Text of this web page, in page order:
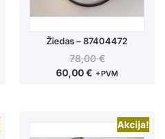
Žiedas – 87404472
78,00€
60,00€ +PVM
Akcija!